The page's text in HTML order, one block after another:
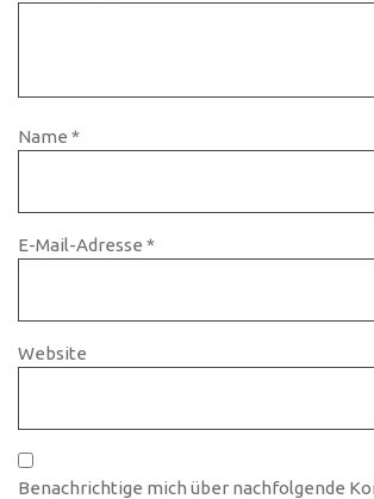
Name *
E-Mail-Adresse *
Website
Benachrichtige mich über nachfolgende